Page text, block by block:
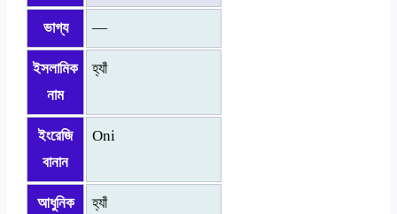
ভাগ্য —
ইসলামিক
নাম
হ্যাঁ
ইংরেজি
বানান
Oni
আধুনিক
হ্যাঁ